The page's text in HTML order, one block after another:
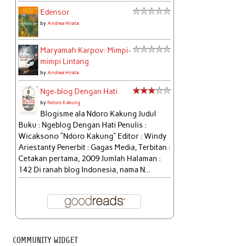
Edensor
byAndrea Hirata
Maryamah Karpov: Mimpi-
mimpi Lintang
byAndrea Hirata
Nge-blog Dengan Hati
byNdoro Kakung
Blogisme ala Ndoro Kakung Judul
Buku : Ngeblog Dengan Hati Penulis :
Wicaksono “Ndoro Kakung” Editor : Windy
Ariestanty Penerbit : Gagas Media, Terbitan :
Cetakan pertama, 2009 Jumlah Halaman :
142 Di ranah blog Indonesia, nama N...
COMMUNITY WIDGET